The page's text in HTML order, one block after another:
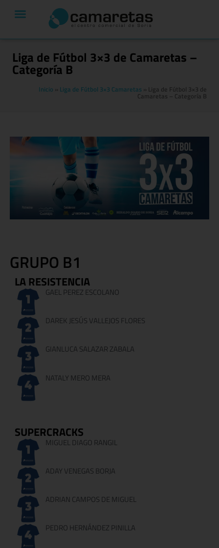
Liga de Fútbol 3×3 de Camaretas –
Categoría B
Inicio » Liga de Fútbol 3×3 Camaretas » Liga de Fútbol 3×3 de
Camaretas – Categoría B
GRUPO B1
LA RESISTENCIA
GAEL PEREZ ESCOLANO
DAREK JESÚS VALLEJOS FLORES
GIANLUCA SALAZAR ZABALA
NATALY MERO MERA
SUPERCRACKS
MIGUEL DIAGO RANGIL
ADAY VENEGAS BORJA
ADRIAN CAMPOS DE MIGUEL
PEDRO HERNÁNDEZ PINILLA